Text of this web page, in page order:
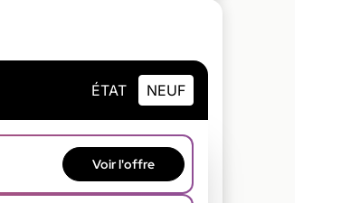
ÉTAT NEUF
Voirl'offre